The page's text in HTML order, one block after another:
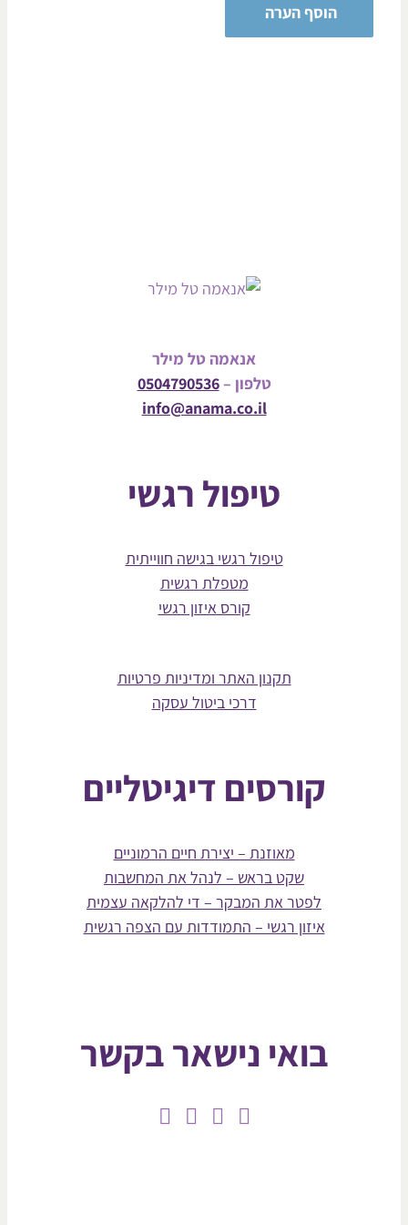
אנאמה טל מילר
טלפון –0504790536
info@anama.co.il
טיפול רגשי
טיפול רגשי בגישה חווייתית
מטפלת רגשית
קורס איזון רגשי
תקנון האתר ומדיניות פרטיות
דרכי ביטול עסקה
קורסים דיגיטליים
מאוזנת – יצירת חיים הרמוניים
שקט בראש – לנהל את המחשבות
לפטר את המבקר – די להלקאה עצמית
איזון רגשי – התמודדות עם הצפה רגשית
בואי נישאר בקשר